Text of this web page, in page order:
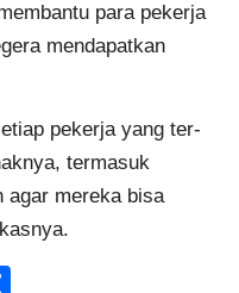
para pekerja
mendapatkan
pekerja yang ter-
termasuk
agar mereka bisa